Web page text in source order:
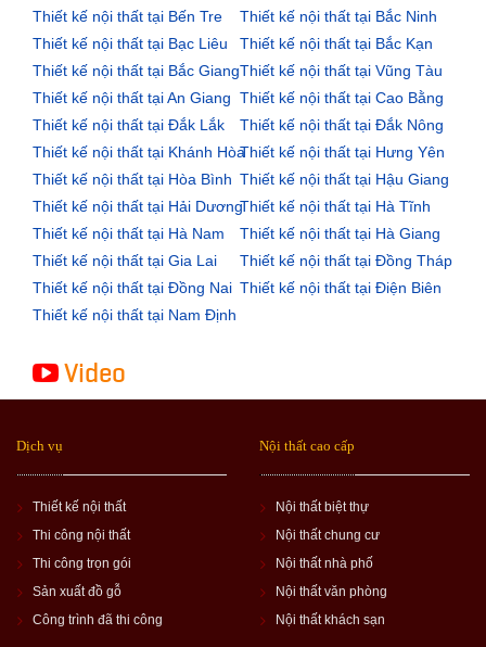
Thiết kế nội thất tại Bến Tre
Thiết kế nội thất tại Bắc Ninh
Thiết kế nội thất tại Bạc Liêu
Thiết kế nội thất tại Bắc Kạn
Thiết kế nội thất tại Bắc GiangThiết kế nội thất tại Vũng Tàu
Thiết kế nội thất tại An Giang Thiết kế nội thất tại Cao Bằng
Thiết kế nội thất tại Đắk Lắk
Thiết kế nội thất tại Đắk Nông
Thiết kế nội thất tại Khánh HòaThiết kế nội thất tại Hưng Yên
Thiết kế nội thất tại Hòa Bình Thiết kế nội thất tại Hậu Giang
Thiết kế nội thất tại Hải DươngThiết kế nội thất tại Hà Tĩnh
Thiết kế nội thất tại Hà Nam
Thiết kế nội thất tại Hà Giang
Thiết kế nội thất tại Gia Lai
Thiết kế nội thất tại Đồng Tháp
Thiết kế nội thất tại Đồng Nai Thiết kế nội thất tại Điện Biên
Thiết kế nội thất tại Nam Định
Video
Dịch vụ
Thiết kế nội thất
Thi công nội thất
Thi công trọn gói
Sản xuất đồ gỗ
Công trình đã thi công
Nội thất cao cấp
Nội thất biệt thự
Nội thất chung cư
Nội thất nhà phố
Nội thất văn phòng
Nội thất khách sạn